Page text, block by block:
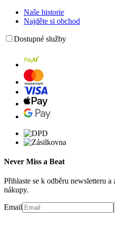
Naše historie
Najděte si obchod
Dostupné služby
Never Miss a Beat
Přihlaste se k odběru newsletteru
nákupy.
Email